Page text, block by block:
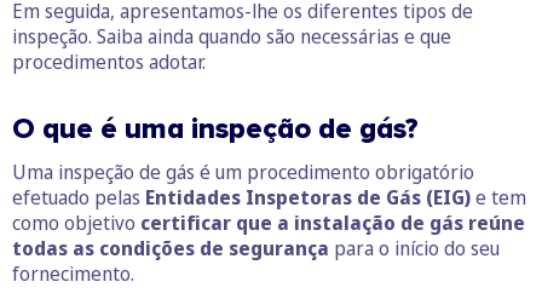
Em seguida, apresentamos-lhe os diferentes tipos de
inspeção. Saiba ainda quando são necessárias e que
procedimentos adotar.
O que é uma inspeção de gás?
Uma inspeção de gás é um procedimento obrigatório
efetuado pelas Entidades Inspetoras de Gás (EIG)e tem
como objetivo certificar que a instalação de gás reúne
todas as condições de segurança para o início do seu
fornecimento.